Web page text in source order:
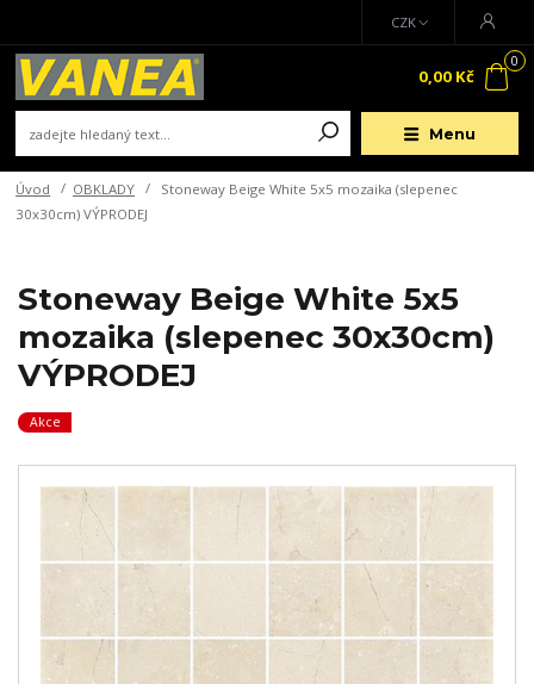
Menu
CZK
0
0,00 Kč
Úvod OBKLADY
Stoneway Beige White 5x5 mozaika (slepenec
30x30cm) VÝPRODEJ
Stoneway Beige White 5x5
mozaika (slepenec 30x30cm)
VÝPRODEJ
Akce